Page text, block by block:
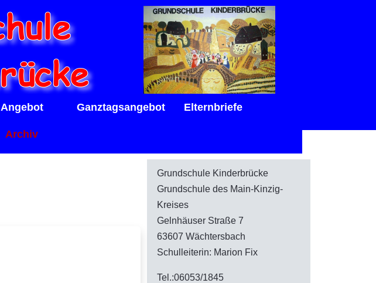
Angebot Ganztagsangebot Elternbriefe
Archiv
Grundschule Kinderbrücke
Grundschule des Main-Kinzig-
Kreises
Gelnhäuser Straße 7
63607 Wächtersbach
Schulleiterin: Marion Fix
Tel.:06053/1845